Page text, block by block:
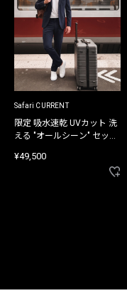
Safari CURRENT
限定 吸水速乾 UVカット 洗
える "オールシーン" セット
¥49,500